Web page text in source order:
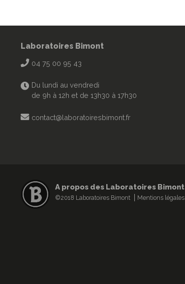
Laboratoires Bimont
04 75 00 95 43
Du lundi au vendredi
de 9h à 12h et de 13h30 à 17h30
contact@laboratoiresbimont.fr
A propos des Laboratoires Bimont
©2018 Laboratoires Bimont Mentions légales